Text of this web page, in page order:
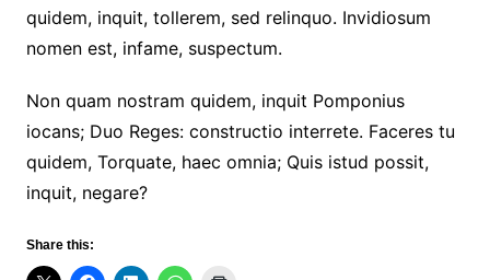
quidem, inquit, tollerem, sed relinquo. Invidiosum
nomen est, infame, suspectum.
Non quam nostram quidem, inquit Pomponius
iocans; Duo Reges: constructio interrete. Faceres tu
quidem, Torquate, haec omnia; Quis istud possit,
inquit, negare?
Share this: